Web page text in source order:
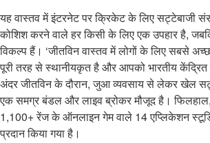
यह वास्तव में इंटरनेट पर क्रिकेट के लिए सट्टेबाजी
कोशिश करने वाले हर किसी के लिए एक उपहार है,
विकल्प हैं। ‘जीतविन वास्तव में लोगों के लिए सबसे
पूरी तरह से स्थानीयकृत है और आपको भारतीय
अंदर जीतविन के दौरान, जुआ व्यवसाय से लेकर खेल
एक समग्र बंडल और लाइव ब्रोकर मौजूद है। फिलहाल,
1,100+ रेंज के ऑनलाइन गेम वाले 14 एप्लिकेशन
प्रदान किया गया है।